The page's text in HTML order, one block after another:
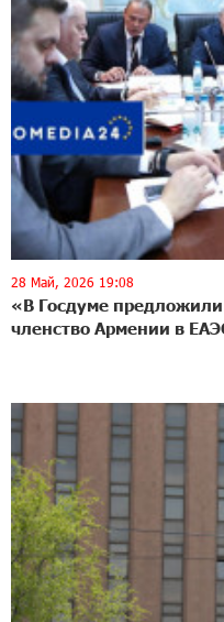
28 Май, 2026 19:08
«В Госдуме
членство Армении в